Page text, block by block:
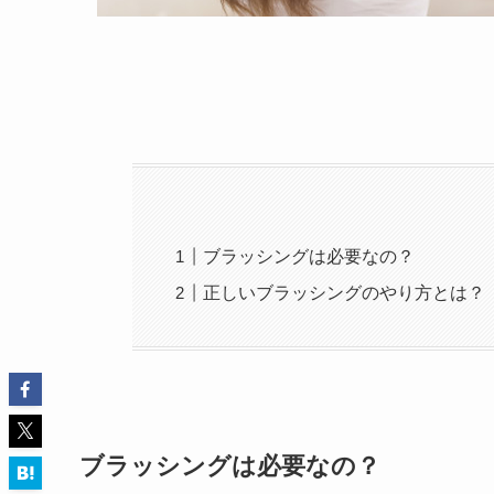
ブラッシングは必要なの？
正しいブラッシングのやり方とは？
ブラッシングは必要なの？